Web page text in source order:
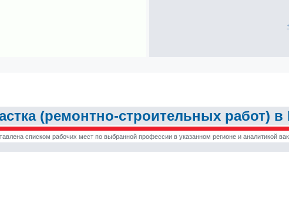
(ремонтно-строительных работ) в
списком рабочих мест по выбранной профессии в указанном регионе и аналитикой